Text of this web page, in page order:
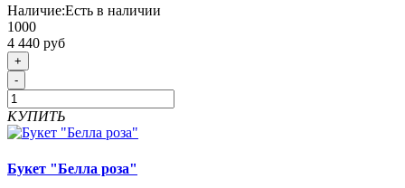
Наличие:Есть в наличии
1000
4 440 руб
+
-
КУПИТЬ
Букет "Белла роза"